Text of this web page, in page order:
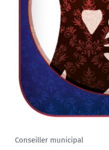
Conseiller municipal